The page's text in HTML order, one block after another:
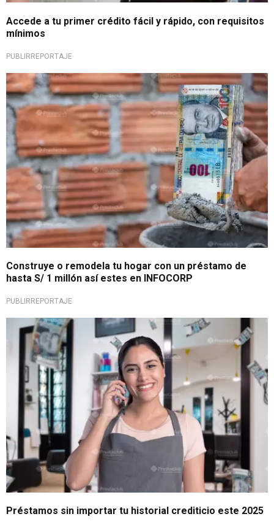
Accede a tu primer crédito fácil y rápido, con requisitos
mínimos
PUBLIRREPORTAJE
¡Tu casa ideal te espera!
Construye o remodela tu hogar con un préstamo de
hasta S/ 1 millón así estes en INFOCORP
PUBLIRREPORTAJE
¡Impulsa tu futuro!
Préstamos sin importar tu historial crediticio este 2025